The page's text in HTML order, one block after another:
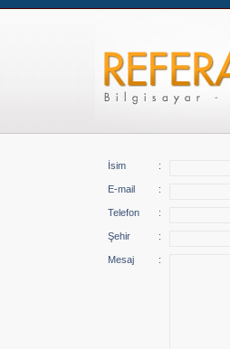
İsim :
E-mail :
Telefon :
Şehir :
Mesaj :